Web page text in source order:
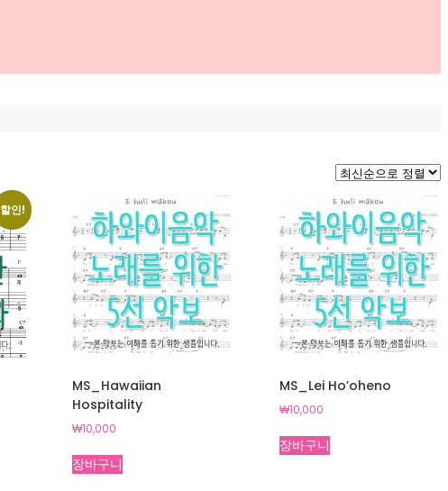
할인!
MS_Hawaiian
Hospitality
₩10,000
장바구니
MS_Lei Ho’oheno
₩10,000
장바구니